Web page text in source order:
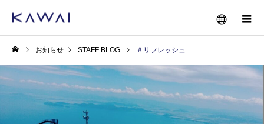
お知らせ STAFF BLOG ＃リフレッシュ